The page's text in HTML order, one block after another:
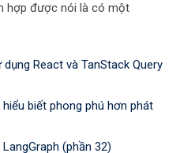
hợp được nói là có một
React và TanStack Query
biết phong phú hơn phát
(phần 32)